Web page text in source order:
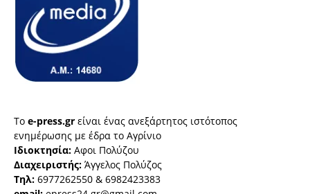
Το e-press.gr είναι ένας ανεξάρτητος ιστότοπος
ενημέρωσης με έδρα το Αγρίνιο
Ιδιοκτησία: Αφοι Πολύζου
Διαχειριστής: Άγγελος Πολύζος
Τηλ: 6977262550 & 6982423383